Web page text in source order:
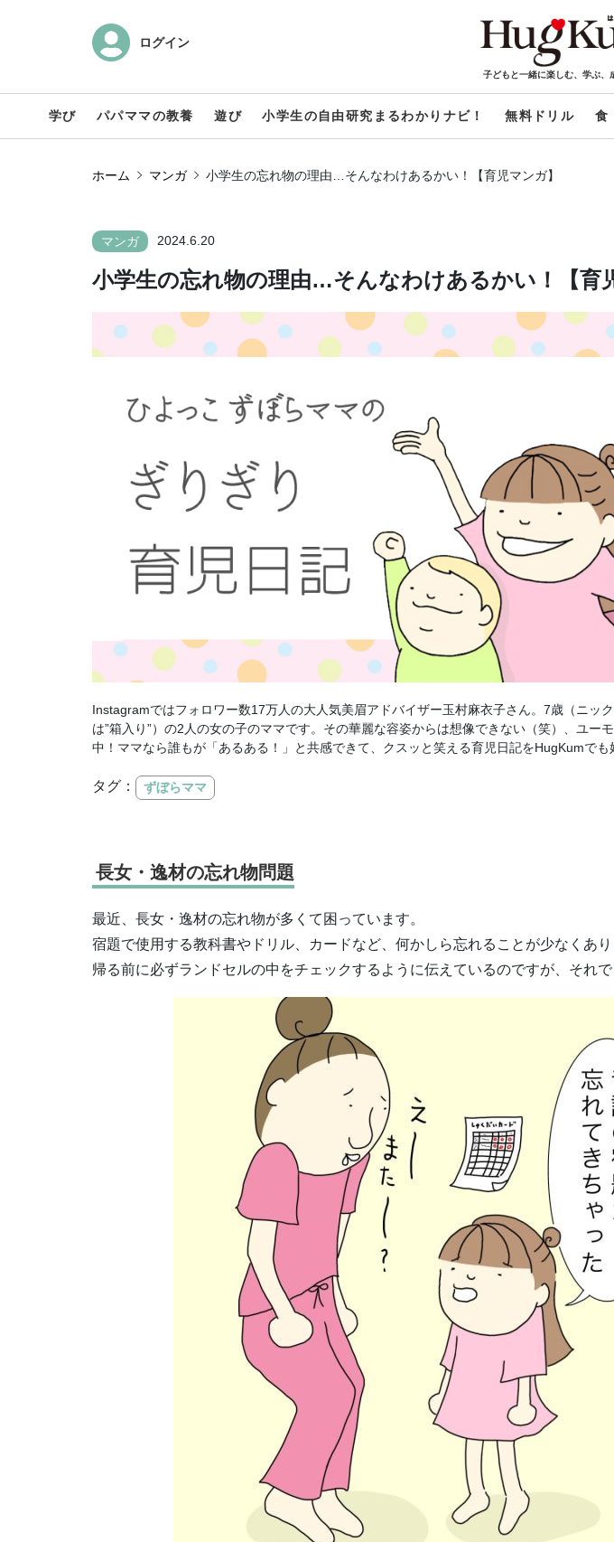
ログイン
子どもと一緒に楽しむ、学ぶ、
学び パパママの教養 遊び 小学生の自由研究まるわかりナビ！ 無料ドリル 食
ホーム マンガ 小学生の忘れ物の理由…そんなわけあるかい！【育児マンガ】
マンガ 2024.6.20
小学生の忘れ物の理由…そんなわけあるかい！【育
Instagramではフォロワー数17万人の大人気美眉アドバイザー玉村麻衣子さん。7歳（ニッ
は”箱入り”）の2人の女の子のママです。その華麗な容姿からは想像できない（笑）、ユー
中！ママなら誰もが「あるある！」と共感できて、クスッと笑える育児日記をHugKumでも
タグ： ずぼらママ
長女・逸材の忘れ物問題
最近、長女・逸材の忘れ物が多くて困っています。
宿題で使用する教科書やドリル、カードなど、何かしら忘れることが少なくあり
帰る前に必ずランドセルの中をチェックするように伝えているのですが、それで